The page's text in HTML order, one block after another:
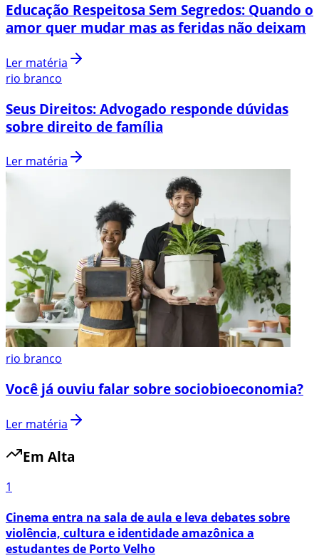
Educação Respeitosa Sem Segredos: Quando o
amor quer mudar mas as feridas não deixam
Ler matéria
rio branco
Seus Direitos: Advogado responde dúvidas
sobre direito de família
Ler matéria
rio branco
Você já ouviu falar sobre sociobioeconomia?
Ler matéria
Em Alta
1
Cinema entra na sala de aula e leva debates sobre
violência, cultura e identidade amazônica a
estudantes de Porto Velho